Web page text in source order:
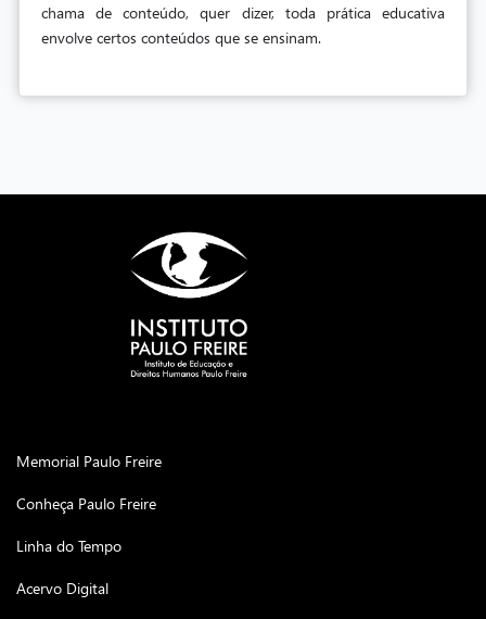
chama de conteúdo, quer dizer, toda prática educativa
envolve certos conteúdos que se ensinam.
Memorial Paulo Freire
Conheça Paulo Freire
Linha do Tempo
Acervo Digital